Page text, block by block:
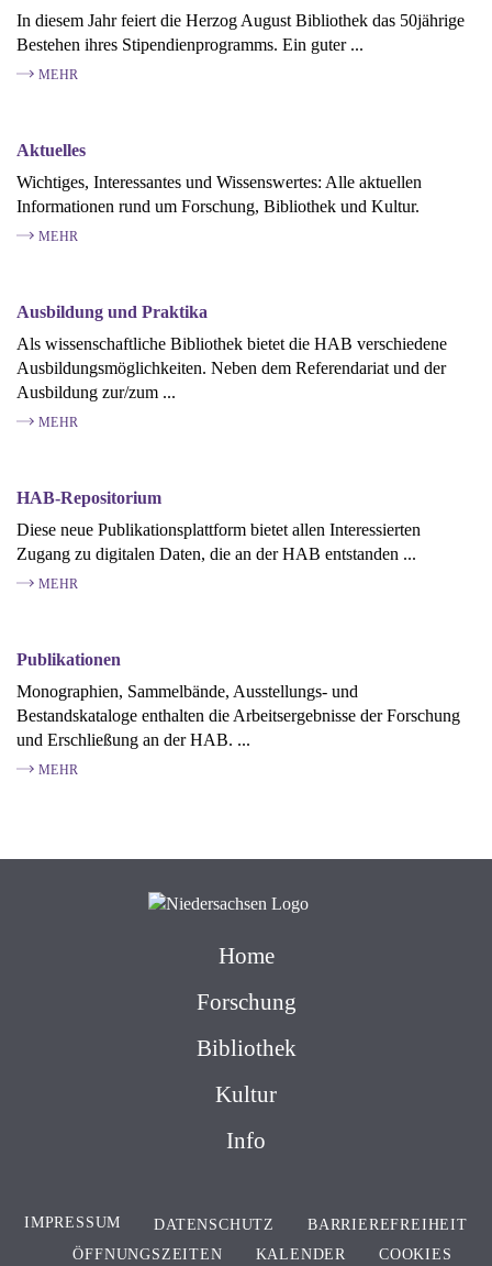
In diesem Jahr feiert die Herzog August Bibliothek das 50jährige
Bestehen ihres Stipendienprogramms. Ein guter ...
MEHR
Aktuelles
Wichtiges, Interessantes und Wissenswertes: Alle aktuellen
Informationen rund um Forschung, Bibliothek und Kultur.
MEHR
Ausbildung und Praktika
Als wissenschaftliche Bibliothek bietet die HAB verschiedene
Ausbildungsmöglichkeiten. Neben dem Referendariat und der
Ausbildung zur/zum ...
MEHR
HAB-Repositorium
Diese neue Publikationsplattform bietet allen Interessierten
Zugang zu digitalen Daten, die an der HAB entstanden ...
MEHR
Publikationen
Monographien, Sammelbände, Ausstellungs- und
Bestandskataloge enthalten die Arbeitsergebnisse der Forschung
und Erschließung an der HAB. ...
MEHR
Home
Forschung
Bibliothek
Kultur
Info
IMPRESSUM DATENSCHUTZ
BARRIEREFREIHEIT
ÖFFNUNGSZEITEN
KALENDER COOKIES